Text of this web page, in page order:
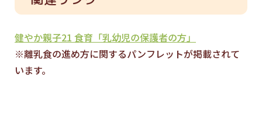
健やか親子21 食育「乳幼児の保護者の方」
※離乳食の進め方に関するパンフレットが掲載されて
います。